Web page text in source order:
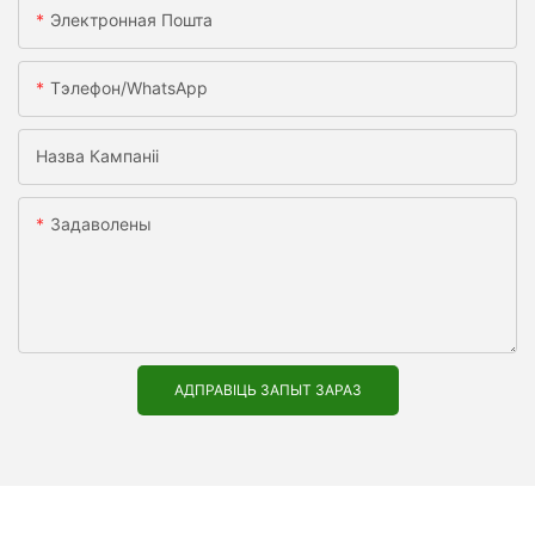
Электронная Пошта
Тэлефон/WhatsApp
Назва Кампаніі
Задаволены
АДПРАВІЦЬ ЗАПЫТ ЗАРАЗ